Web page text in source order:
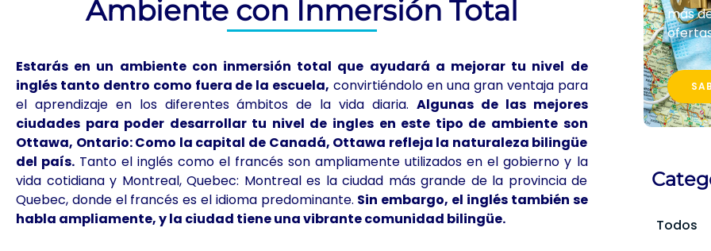
Ambiente con Inmersión Total
Estarás en un ambiente con inmersión total que ayudará a mejorar tu nivel de
inglés tanto dentro como fuera de la escuela, convirtiéndolo en una gran ventaja para
el aprendizaje en los diferentes ámbitos de la vida diaria. Algunas de las mejores
ciudades para poder desarrollar tu nivel de ingles en este tipo de ambiente son
Ottawa, Ontario: Como la capital de Canadá, Ottawa refleja la naturaleza bilingüe
del país. Tanto el inglés como el francés son ampliamente utilizados en el gobierno y la
vida cotidiana y Montreal, Quebec: Montreal es la ciudad más grande de la provincia de
Quebec, donde el francés es el idioma predominante. Sin embargo, el inglés también se
habla ampliamente, y la ciudad tiene una vibrante comunidad bilingüe.
más
Todos